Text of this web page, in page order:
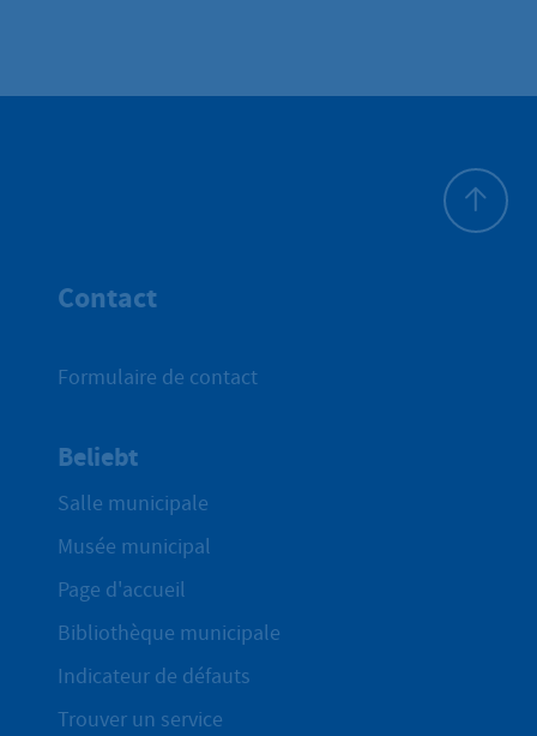
Contact
Formulaire de contact
Beliebt
Salle municipale
Musée municipal
Page d'accueil
Bibliothèque municipale
Indicateur de défauts
Trouver un service